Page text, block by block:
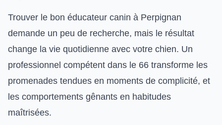
Trouver le bon éducateur canin à Perpignan
demande un peu de recherche, mais le résultat
change la vie quotidienne avec votre chien. Un
professionnel compétent dans le 66 transforme les
promenades tendues en moments de complicité, et
les comportements gênants en habitudes
maîtrisées.